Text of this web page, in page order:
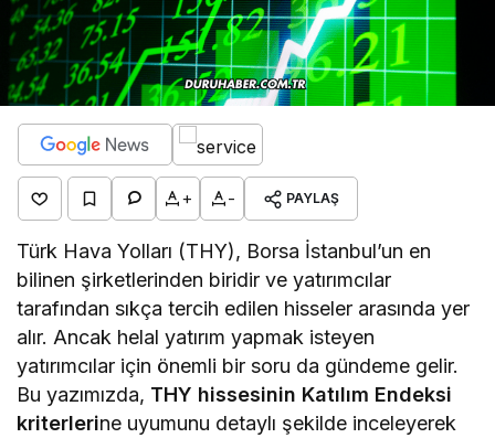
+ - PAYLAŞ
Türk Hava Yolları (THY), Borsa İstanbul’un en
bilinen şirketlerinden biridir ve yatırımcılar
tarafından sıkça tercih edilen hisseler arasında yer
alır. Ancak helal yatırım yapmak isteyen
yatırımcılar için önemli bir soru da gündeme gelir.
Bu yazımızda, THY hissesinin Katılım Endeksi
kriterlerine uyumunu detaylı şekilde inceleyerek